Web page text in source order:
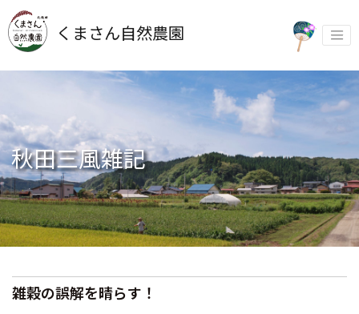
Skip
to
content
くまさん自然農園
秋田三風雑記
雑穀の誤解を晴らす！